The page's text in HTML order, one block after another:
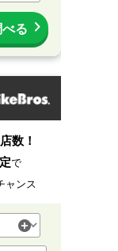
る
数！
で
ャンス